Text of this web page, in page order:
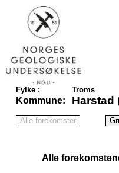
Fylke : Troms
Kommune: Harstad
Alle